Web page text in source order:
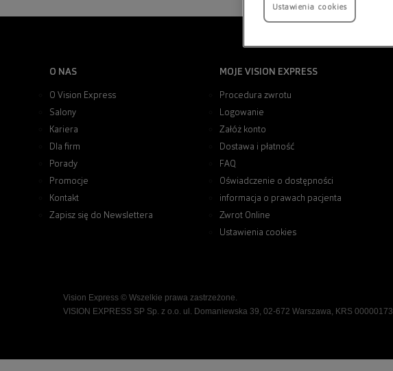
O NAS
O Vision Express
Salony
Kariera
Dla firm
Porady
Promocje
Kontakt
Zapisz się do Newslettera
MOJE VISION EXPRESS
Procedura zwrotu
Logowanie
Załóż konto
Dostawa i płatność
FAQ
Oświadczenie o dostępności
informacja o prawach pacjenta
Zwrot Online
Ustawienia cookies
Vision Express © Wszelkie prawa zastrzeżone.
VISION EXPRESS SP Sp. z o.o. ul. Domaniewska 39, 02-672 Warszawa, KRS
Ustawienia cookies